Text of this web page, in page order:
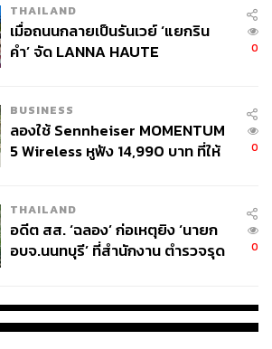
THAILAND
เมื่อถนนกลายเป็นรันเวย์ ‘แยกริน
คำ’ จัด LANNA HAUTE
0
BUSINESS
ลองใช้ Sennheiser MOMENTUM
5 Wireless หูฟัง 14,990 บาท ที่ให้
0
THAILAND
อดีต สส. ‘ฉลอง’ ก่อเหตุยิง ‘นายก
อบจ.นนทบุรี’ ที่สำนักงาน ตำรวจรุด
0